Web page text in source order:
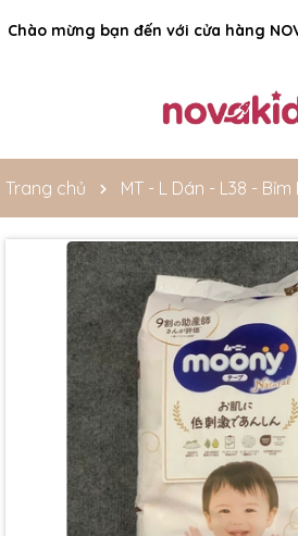
Rất nhiều ưu đãi và chương trình
bạn
Trang chủ MT - L Dán - L38 -
Mã giảm giá: